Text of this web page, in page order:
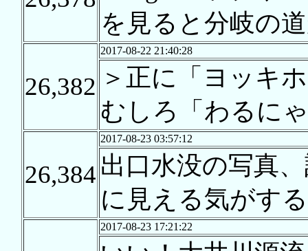
を見ると分岐の
26,382
2017-08-22 21:40:28
＞正に「ヨッキ
むしろ「わるに
26,384
2017-08-23 03:57:12
出口水没の写真
に見える気がす
2017-08-23 17:21:22